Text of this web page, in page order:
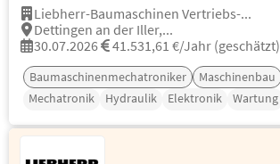
Liebherr-Baumaschinen Vertriebs-...
Dettingen an der Iller,...
30.07.2026
41.531,61 €/Jahr (geschätzt)
Baumaschinenmechatroniker Maschinenbau
Mechatronik
Hydraulik Elektronik Wartung